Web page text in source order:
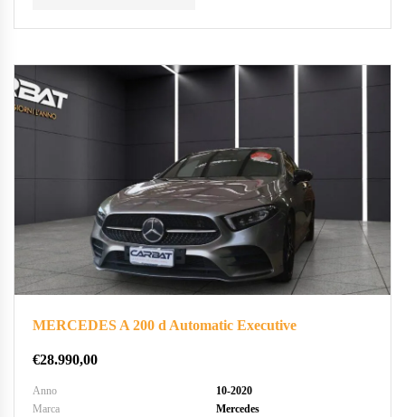
MERCEDES A 200 d Automatic Executive
€28.990,00
Anno
10-2020
Marca
Mercedes